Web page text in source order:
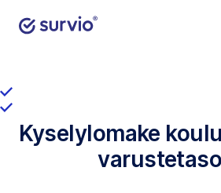
Kyselylomake